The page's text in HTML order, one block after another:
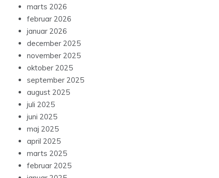
marts 2026
februar 2026
januar 2026
december 2025
november 2025
oktober 2025
september 2025
august 2025
juli 2025
juni 2025
maj 2025
april 2025
marts 2025
februar 2025